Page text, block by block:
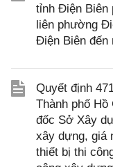
tỉnh Điện Biên
liên phường
Điện Biên đến
Quyết định
Thành phố
đốc Sở Xây
xây dựng, giá
thiết bị thi